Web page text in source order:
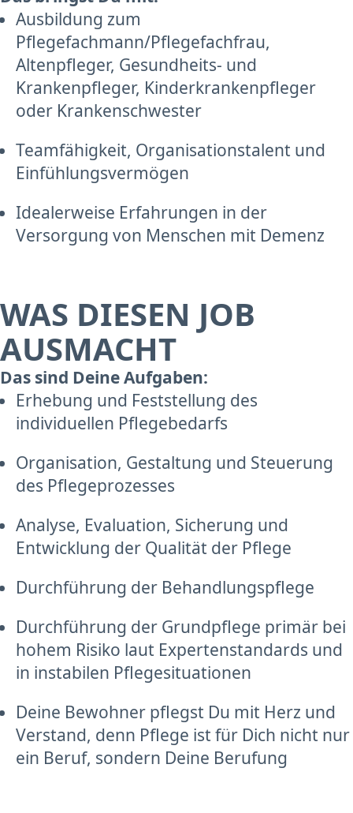
Ausbildung zum
Pflegefachmann/Pflegefachfrau,
Altenpfleger, Gesundheits- und
Krankenpfleger, Kinderkrankenpfleger
oder Krankenschwester
Teamfähigkeit, Organisationstalent und
Einfühlungsvermögen
Idealerweise Erfahrungen in der
Versorgung von Menschen mit Demenz
WAS DIESEN JOB
AUSMACHT
Das sind Deine Aufgaben:
Erhebung und Feststellung des
individuellen Pflegebedarfs
Organisation, Gestaltung und Steuerung
des Pflegeprozesses
Analyse, Evaluation, Sicherung und
Entwicklung der Qualität der Pflege
Durchführung der Behandlungspflege
Durchführung der Grundpflege primär bei
hohem Risiko laut Expertenstandards und
in instabilen Pflegesituationen
Deine Bewohner pflegst Du mit Herz und
Verstand, denn Pflege ist für Dich nicht nur
ein Beruf, sondern Deine Berufung